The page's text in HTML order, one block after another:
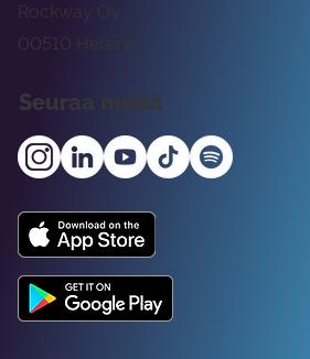
Rockway Oy
00510 Helsinki
Seuraa meitä